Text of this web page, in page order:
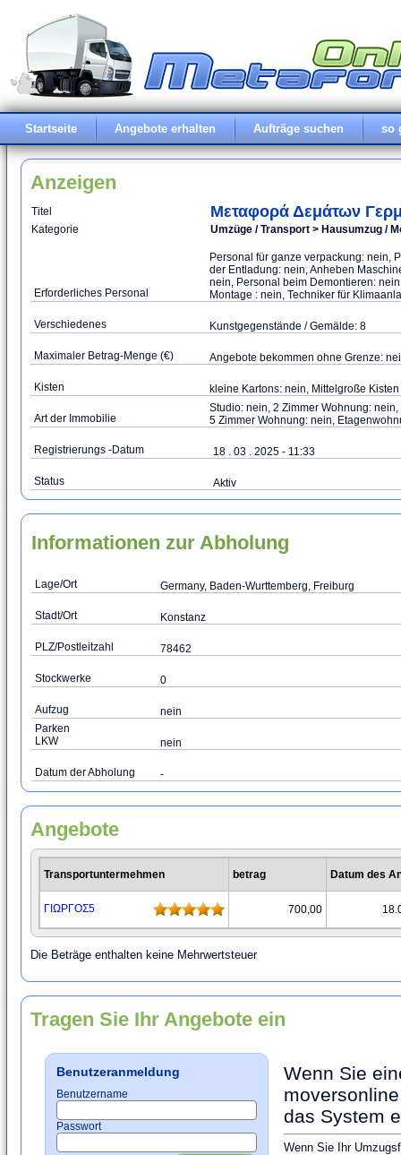
Startseite Angebote erhalten Aufträge suchen so
Anzeigen
Titel Μεταφορά Δεμάτων
Kategorie Umzüge / Transport > Hausumzug /
Erforderliches Personal
Personal für ganze verpackung: nein,
der Entladung: nein, Anheben
nein, Personal beim Demontieren:
Montage : nein, Techniker für
Verschiedenes Kunstgegenstände / Gemälde: 8
Maximaler Betrag-Menge (€) Angebote bekommen ohne Grenze:
Kisten kleine Kartons: nein, Mittelgroße
Art der Immobilie
Studio: nein, 2 Zimmer Wohnung:
5 Zimmer Wohnung: nein,
Registrierungs -Datum 18 . 03 . 2025 - 11:33
Status Aktiv
Informationen zur Abholung
Lage/Ort Germany, Baden-Wurttemberg, Freiburg
Stadt/Ort Konstanz
PLZ/Postleitzahl 78462
Stockwerke 0
Aufzug
nein
Parken
LKW
nein
Datum der Abholung -
Angebote
Transportuntermehmen betrag Datum des
ΓΙΩΡΓΟΣ5 700,00
Die Beträge enthalten keine Mehrwertsteuer
Tragen Sie Ihr Angebote ein
Benutzeranmeldung
Benutzername
Passwort
Wenn Sie
das System
Wenn Sie Ihr